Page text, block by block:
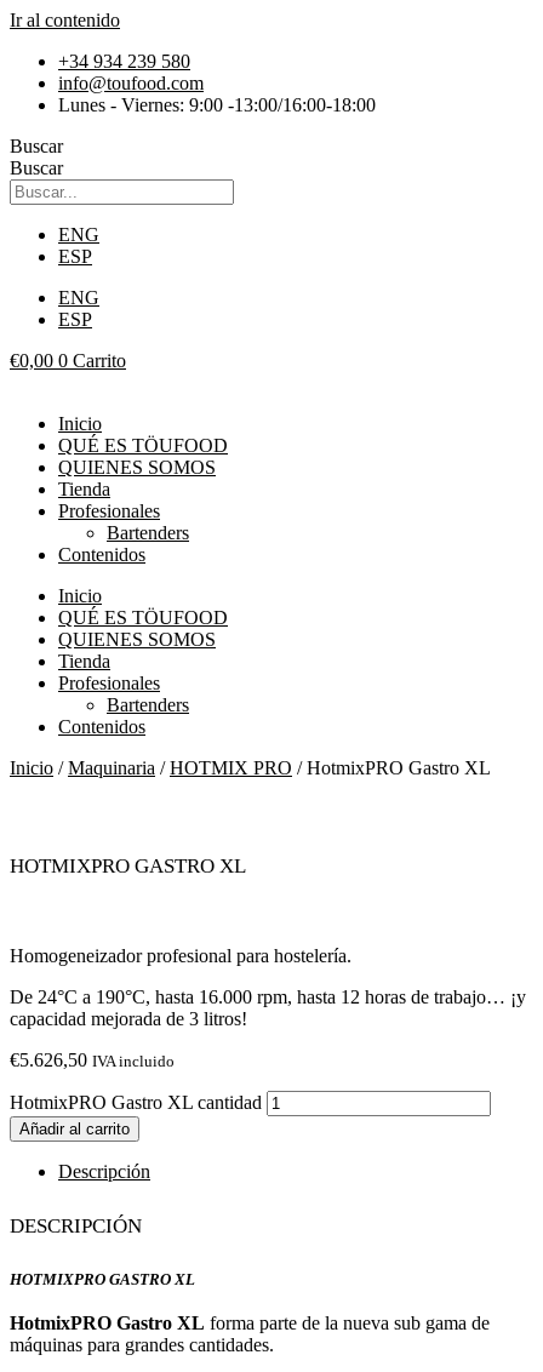
Ir al contenido
+34 934 239 580
info@toufood.com
Lunes - Viernes: 9:00 -13:00/16:00-18:00
Buscar
Buscar
ENG
ESP
ENG
ESP
€0,00 0 Carrito
Inicio
QUÉ ES TÖUFOOD
QUIENES SOMOS
Tienda
Profesionales
Bartenders
Contenidos
Inicio
QUÉ ES TÖUFOOD
QUIENES SOMOS
Tienda
Profesionales
Bartenders
Contenidos
Inicio /Maquinaria /HOTMIX PRO / HotmixPRO Gastro XL
HotmixPRO Gastro XL
Homogeneizador profesional para hostelería.
De 24°C a 190°C, hasta 16.000 rpm, hasta 12 horas de trabajo… ¡y
capacidad mejorada de 3 litros!
€5.626,50 IVA incluido
HotmixPRO Gastro XL cantidad
Añadir al carrito
Descripción
Descripción
HotmixPRO Gastro XL
HotmixPRO Gastro XL forma parte de la nueva sub gama de
máquinas para grandes cantidades.